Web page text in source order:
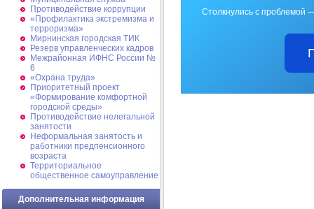
Противодействие коррупции
«Профилактика экстремизма и
терроризма»
Мирнинская городская ТИК
Резерв управленческих кадров
Межрайонная ИФНС России №
6
«Охрана труда»
Приоритетный проект
«Формирование комфортной
городской среды»
Противодействие нелегальной
занятости
Неформальная занятость и
работники предпенсионного
возраста
Территориальное
общественное самоуправление
Дополнительная информация
Столкнулись с проблемой